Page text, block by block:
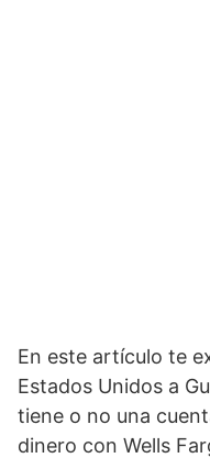
En este artículo te
Estados Unidos a
tiene o no una
dinero con Wells